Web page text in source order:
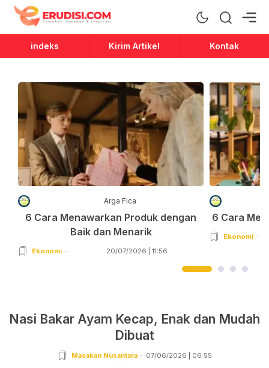
Erudisi
Temukan Jawaban dan Inspirasi
indeks Kirim Artikel Kontak
Arga Fica
6 Cara Menawarkan Produk dengan
Baik dan Menarik
Ekonomi 20/07/2026 | 11:56
6 Cara
Ekonomi
Nasi Bakar Ayam Kecap, Enak dan Mudah
Dibuat
Masakan Nusantara 07/06/2026 | 06:55